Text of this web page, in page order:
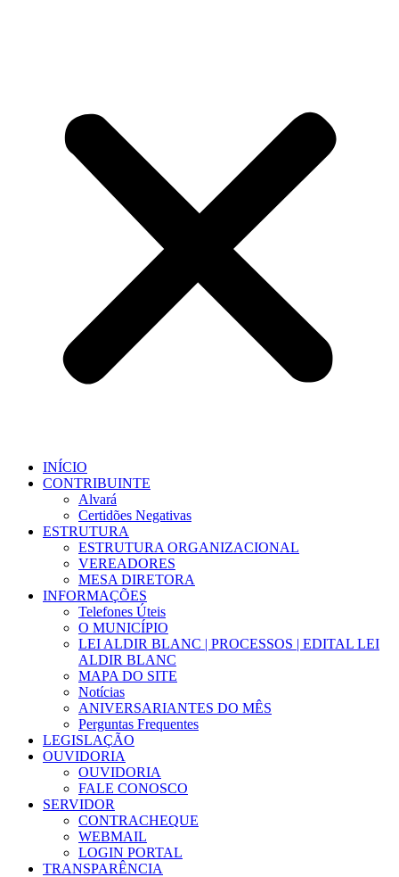
INÍCIO
CONTRIBUINTE
Alvará
Certidões Negativas
ESTRUTURA
ESTRUTURA ORGANIZACIONAL
VEREADORES
MESA DIRETORA
INFORMAÇÕES
Telefones Úteis
O MUNICÍPIO
LEI ALDIR BLANC | PROCESSOS | EDITAL LEI
ALDIR BLANC
MAPA DO SITE
Notícias
ANIVERSARIANTES DO MÊS
Perguntas Frequentes
LEGISLAÇÃO
OUVIDORIA
OUVIDORIA
FALE CONOSCO
SERVIDOR
CONTRACHEQUE
WEBMAIL
LOGIN PORTAL
TRANSPARÊNCIA